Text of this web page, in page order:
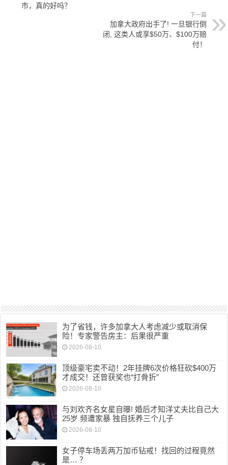
市，真的好吗？
下一篇
加拿大政府出手了! 一旦银行倒
闭, 这类人或享$50万、$100万赔
付！
为了省钱，许多加拿大人考虑减少或取消保
险！专家警告房主：后果很严重
2026-08-10
顶级豪宅卖不动！2年挂牌6次价格狂砍$400万
才成交！还曾获奖也“打骨折”
2026-08-10
与刘欢齐名女星自曝! 婚后才知洋丈夫比自己大
25岁 频遭家暴 独自抚养三个儿子
2026-08-10
女子停车场丢两万加币钻戒！找回的过程竟然
是… ？